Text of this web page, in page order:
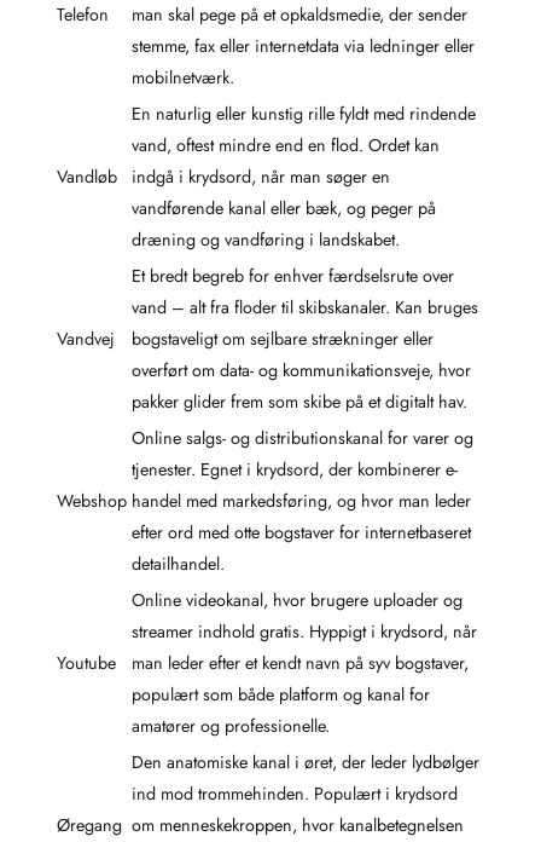
Telefon
man skal pege på et opkaldsmedie, der sender
stemme, fax eller internetdata via ledninger eller
mobilnetværk.
Vandløb
En naturlig eller kunstig rille fyldt med rindende
vand, oftest mindre end en flod. Ordet kan
indgå i krydsord, når man søger en
vandførende kanal eller bæk, og peger på
dræning og vandføring i landskabet.
Vandvej
Et bredt begreb for enhver færdselsrute over
vand – alt fra floder til skibskanaler. Kan bruges
bogstaveligt om sejlbare strækninger eller
overført om data- og kommunikationsveje, hvor
pakker glider frem som skibe på et digitalt hav.
Webshop
Online salgs- og distributionskanal for varer og
tjenester. Egnet i krydsord, der kombinerer e-
handel med markedsføring, og hvor man leder
efter ord med otte bogstaver for internetbaseret
detailhandel.
Youtube
Online videokanal, hvor brugere uploader og
streamer indhold gratis. Hyppigt i krydsord, når
man leder efter et kendt navn på syv bogstaver,
populært som både platform og kanal for
amatører og professionelle.
Øregang
Den anatomiske kanal i øret, der leder lydbølger
ind mod trommehinden. Populært i krydsord
om menneskekroppen, hvor kanalbetegnelsen